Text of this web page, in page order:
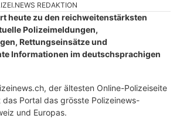
REDAKTION
heute zu den reichweitenstärksten
Polizeimeldungen,
Rettungseinsätze und
Informationen im deutschsprachigen
der ältesten Online-Polizeiseite
Portal das grösste Polizeinews-
und Europas.